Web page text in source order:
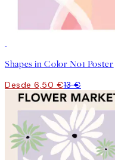
Shapes in Color No1 Poster
Desde 6,50 €13 €